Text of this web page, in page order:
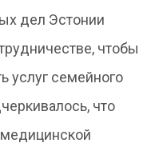
дел Эстонии
чтобы
услуг семейного
что